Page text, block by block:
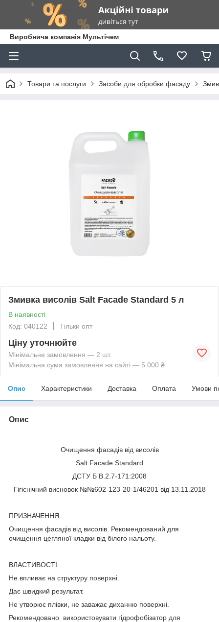
Виробнича компанія Мультічем
Товари та послуги Засоби для обробки фасаду
Змивка висолів Salt Facade Standard 5 л
В наявності
Код: 040122
Тільки опт
Ціну уточнюйте
Мінімальне замовлення — 2 шт.
Мінімальна сума замовлення на сайті — 5 000 ₴
Опис Характеристики Доставка Оплата Умови
Опис
Очищення фасадів від висолів
Salt Facade Standard
ДСТУ Б В.2.7-171:2008
Гігієнічний висновок №№602-123-20-1/46201 від 13.11.2018
ПРИЗНАЧЕННЯ
Очищення фасадів від висолів. Рекомендований для
очищення цегляної кладки від білого нальоту.
ВЛАСТИВОСТІ
Не впливає на структуру поверхні.
Дає швидкий результат.
Не утворює плівки, не заважає диханню поверхні.
Рекомендовано використовувати гідрофобізатор для